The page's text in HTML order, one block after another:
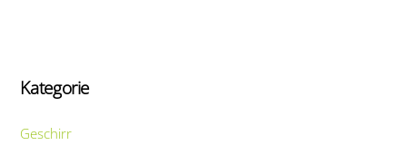
Kategorie
Geschirr